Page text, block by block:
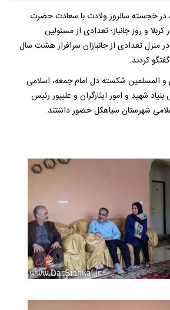
در خجسته سالروز ولادت با سعادت حضرت
و روز جانباز؛ تعدادی از مسئولین
منزل تعدادی از جانبازان سرافراز هشت سال
کردند.
و المسلمین شکسته دل امام جمعه، اسلامی
بنیاد شهید و امور ایثارگران و علیپور رئیس
شهرستان سیاهکل حضور داشتند.